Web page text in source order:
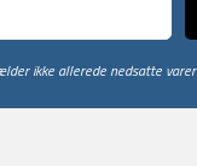
ikke allerede nedsatte varer